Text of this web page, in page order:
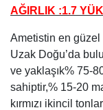
AĞIRLIK :1.7
Ametistin en
Uzak Doğu’da
ve yaklaşık% 75-
sahiptir,% 15-20
kırmızı ikincil